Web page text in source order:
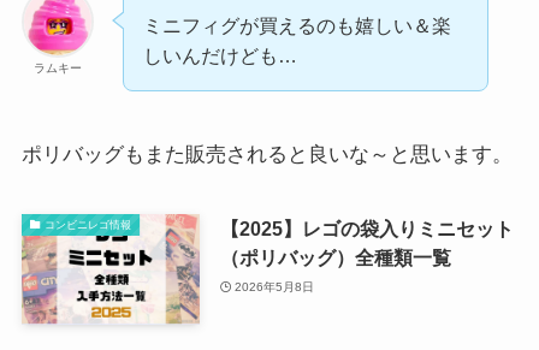
ラムキー
ミニフィグが買えるのも嬉しい＆楽
しいんだけども…
ポリバッグもまた販売されると良いな～と思います。
コンビニレゴ情報
【2025】レゴの袋入りミニセット
（ポリバッグ）全種類一覧
2026年5月8日